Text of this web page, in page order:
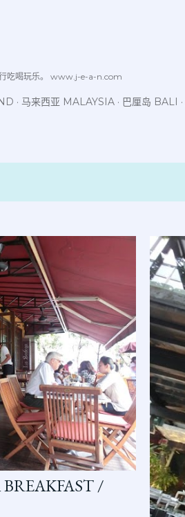
吃喝玩乐。 www.j-e-a-n.com
马来西亚 MALAYSIA 巴厘岛 BALI
/